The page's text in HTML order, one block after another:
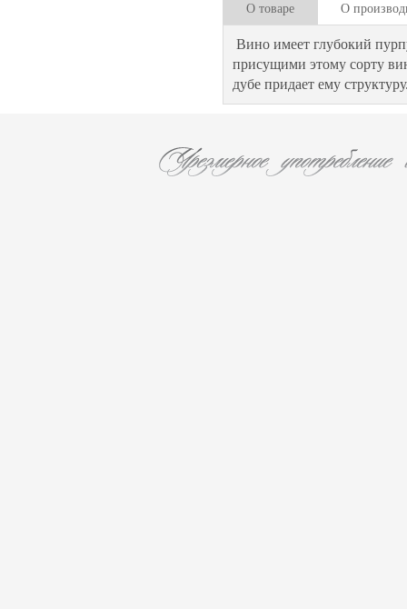
О товаре О
Вино имеет глубокий
присущими этому сорту
дубе придает ему